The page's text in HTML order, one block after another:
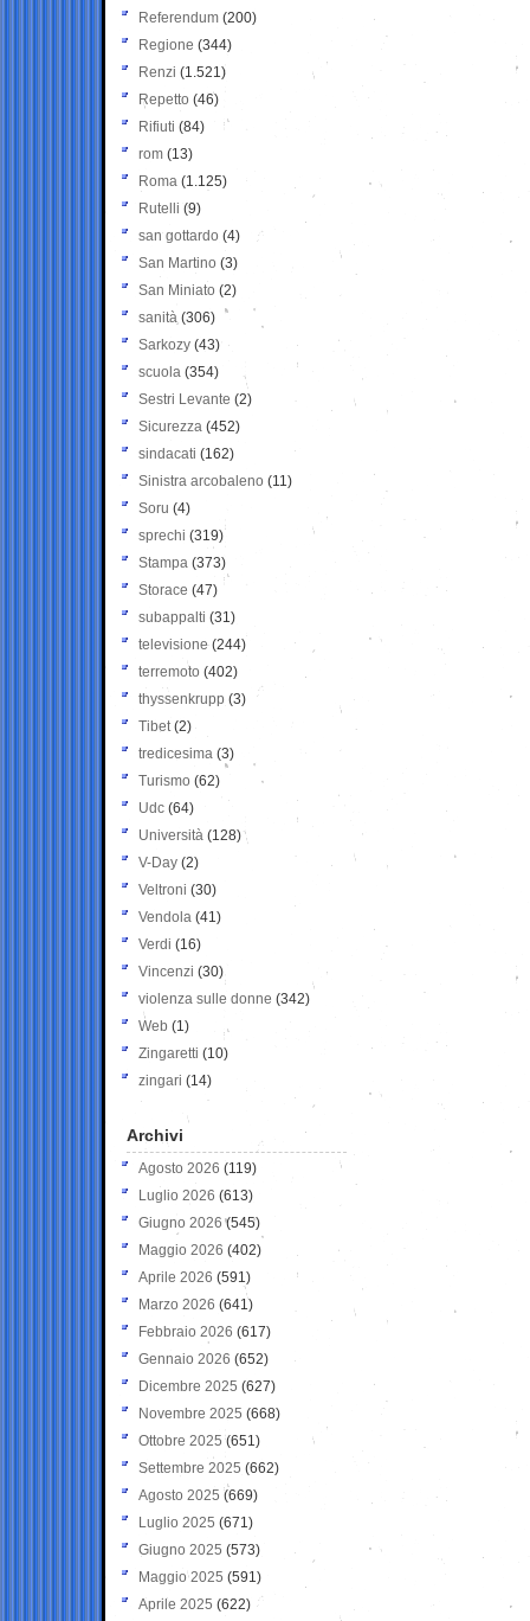
Referendum (200)
Regione (344)
Renzi (1.521)
Repetto (46)
Rifiuti (84)
rom (13)
Roma (1.125)
Rutelli (9)
san gottardo (4)
San Martino (3)
San Miniato (2)
sanità (306)
Sarkozy (43)
scuola (354)
Sestri Levante (2)
Sicurezza (452)
sindacati (162)
Sinistra arcobaleno (11)
Soru (4)
sprechi (319)
Stampa (373)
Storace (47)
subappalti (31)
televisione(244)
terremoto (402)
thyssenkrupp (3)
Tibet(2)
tredicesima (3)
Turismo (62)
Udc (64)
Università (128)
V-Day (2)
Veltroni (30)
Vendola (41)
Verdi (16)
Vincenzi (30)
violenza sulle donne (342)
Web (1)
Zingaretti (10)
zingari (14)
Archivi
Agosto 2026 (119)
Luglio 2026 (613)
Giugno 2026 (545)
Maggio 2026 (402)
Aprile 2026 (591)
Marzo 2026 (641)
Febbraio 2026 (617)
Gennaio 2026 (652)
Dicembre 2025 (627)
Novembre 2025 (668)
Ottobre 2025 (651)
Settembre 2025 (662)
Agosto 2025 (669)
Luglio 2025 (671)
Giugno 2025 (573)
Maggio 2025 (591)
Aprile 2025 (622)